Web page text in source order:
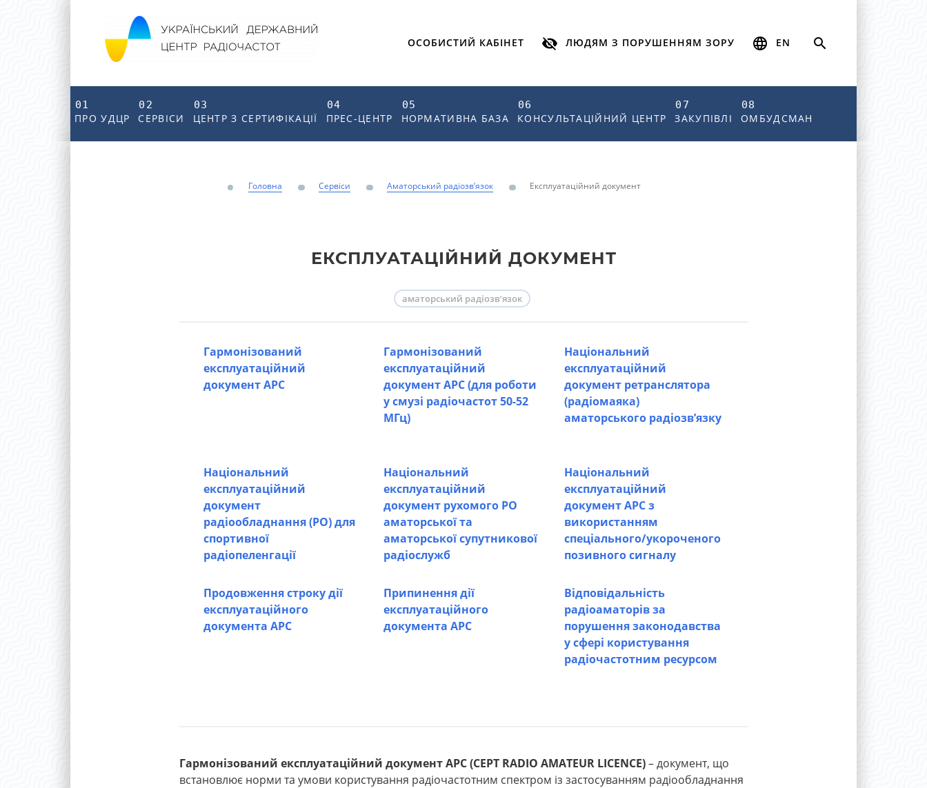
ОСОБИСТИЙ КАБІНЕТ ЛЮДЯМ З ПОРУШЕННЯМ ЗОРУ EN
01
ПРО УДЦР
02
СЕРВІСИ
03
ЦЕНТР З СЕРТИФІКАЦІЇ
04
ПРЕС-ЦЕНТР
05
НОРМАТИВНА БАЗА
06
КОНСУЛЬТАЦІЙНИЙ ЦЕНТР
07
ЗАКУПІВЛІ
08
ОМБУДСМАН
Головна Сервіси Аматорський радіозв’язок Експлуатаційний документ
ЕКСПЛУАТАЦІЙНИЙ ДОКУМЕНТ
аматорський радіозв’язок
Гармонізований
експлуатаційний
документ АРС
Гармонізований
експлуатаційний
документ АРС (для роботи
у смузі радіочастот 50-52
МГц)
Національний
експлуатаційний
документ ретранслятора
(радіомаяка)
аматорського радіозв’язку
Національний
експлуатаційний
документ
радіообладнання (РО) для
спортивної
радіопеленгації
Національний
експлуатаційний
документ рухомого РО
аматорської та
аматорської супутникової
радіослужб
Національний
експлуатаційний
документ АРС з
використанням
спеціального/укороченого
позивного сигналу
Продовження строку дії
експлуатаційного
документа АРС
Припинення дії
експлуатаційного
документа АРС
Відповідальність
радіоаматорів за
порушення законодавства
у сфері користування
радіочастотним ресурсом
Гармонізований експлуатаційний документ АРС (CEPT RADIO AMATEUR LICENCE)– документ, що
встановлює норми та умови користування радіочастотним спектром із застосуванням радіообладнання